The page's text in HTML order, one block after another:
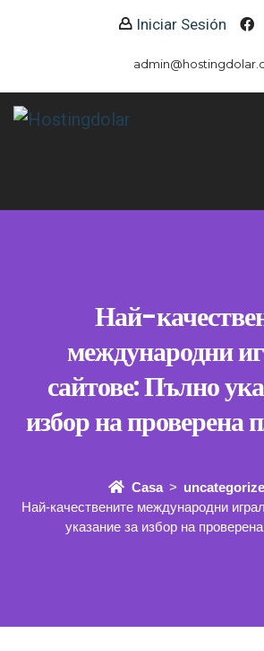
Iniciar Sesión
Най-
международни
сайтове: Пълно
избор на проверена
Casa
Най-качествените международни
указание за избор на